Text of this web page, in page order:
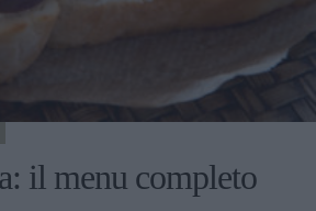
il menu completo